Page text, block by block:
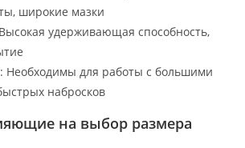
широкие мазки
удерживающая способность,
Необходимы для работы с большими
набросков
на выбор размера